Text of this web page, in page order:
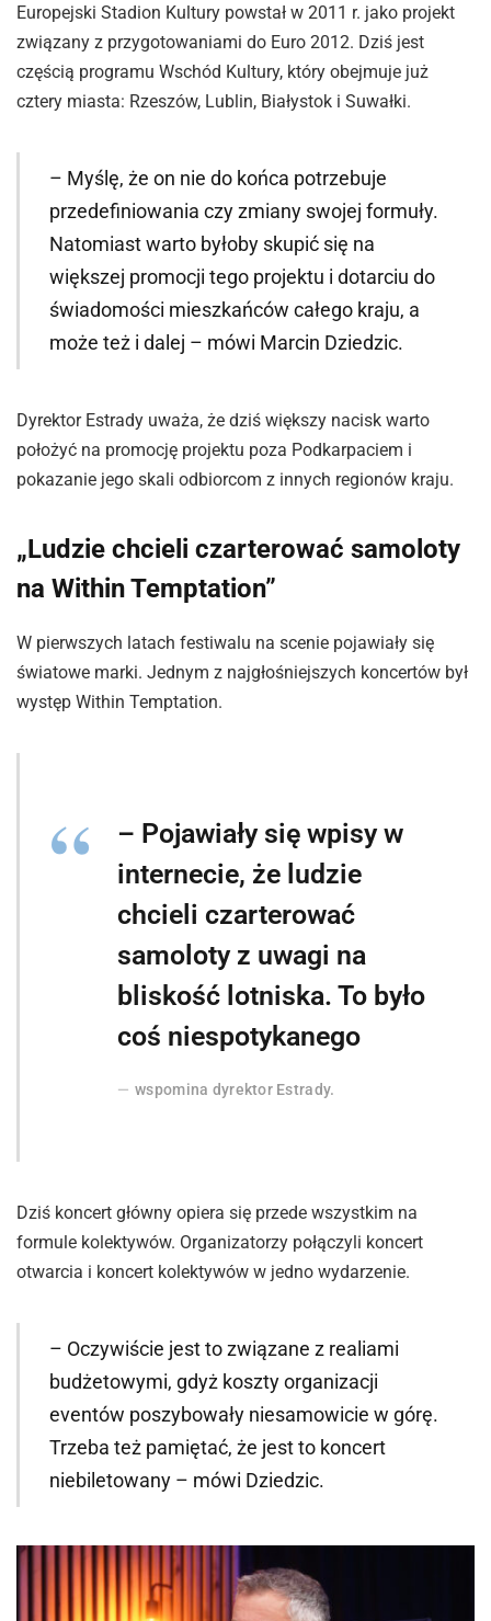
Europejski Stadion Kultury powstał w 2011 r. jako projekt
związany z przygotowaniami do Euro 2012. Dziś jest
częścią programu Wschód Kultury, który obejmuje już
cztery miasta: Rzeszów, Lublin, Białystok i Suwałki.
– Myślę, że on nie do końca potrzebuje
przedefiniowania czy zmiany swojej formuły.
Natomiast warto byłoby skupić się na
większej promocji tego projektu i dotarciu do
świadomości mieszkańców całego kraju, a
może też i dalej – mówi Marcin Dziedzic.
Dyrektor Estrady uważa, że dziś większy nacisk warto
położyć na promocję projektu poza Podkarpaciem i
pokazanie jego skali odbiorcom z innych regionów kraju.
„Ludzie chcieli czarterować samoloty
na Within Temptation”
W pierwszych latach festiwalu na scenie pojawiały się
światowe marki. Jednym z najgłośniejszych koncertów był
występ Within Temptation.
– Pojawiały się wpisy w
internecie, że ludzie
chcieli czarterować
samoloty z uwagi na
bliskość lotniska. To było
coś niespotykanego
wspomina dyrektor Estrady.
Dziś koncert główny opiera się przede wszystkim na
formule kolektywów. Organizatorzy połączyli koncert
otwarcia i koncert kolektywów w jedno wydarzenie.
– Oczywiście jest to związane z realiami
budżetowymi, gdyż koszty organizacji
eventów poszybowały niesamowicie w górę.
Trzeba też pamiętać, że jest to koncert
niebiletowany – mówi Dziedzic.